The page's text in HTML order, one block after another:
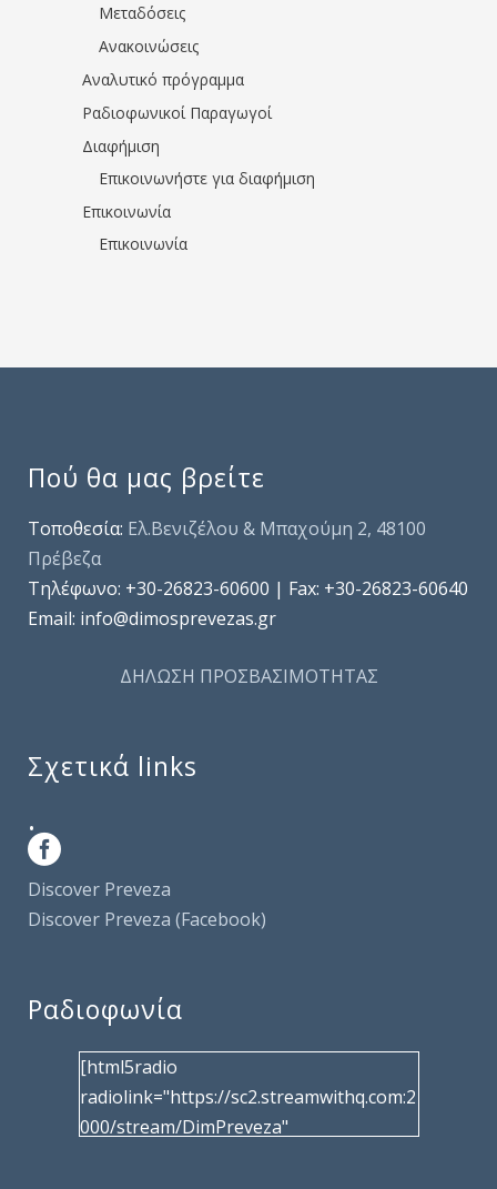
Μεταδόσεις
Ανακοινώσεις
Αναλυτικό πρόγραμμα
Ραδιοφωνικοί Παραγωγοί
Διαφήμιση
Επικοινωνήστε για διαφήμιση
Επικοινωνία
Επικοινωνία
Πού θα μας βρείτε
Τοποθεσία: Ελ.Βενιζέλου & Μπαχούμη 2, 48100
Πρέβεζα
Τηλέφωνo: +30-26823-60600 | Fax: +30-26823-60640
Email: info@dimosprevezas.gr
ΔΗΛΩΣΗ ΠΡΟΣΒΑΣΙΜΟΤΗΤΑΣ
Σχετικά links
.
Discover Preveza
Discover Preveza (Facebook)
Ραδιοφωνία
[html5radio
radiolink="https://sc2.streamwithq.com:2
000/stream/DimPreveza"